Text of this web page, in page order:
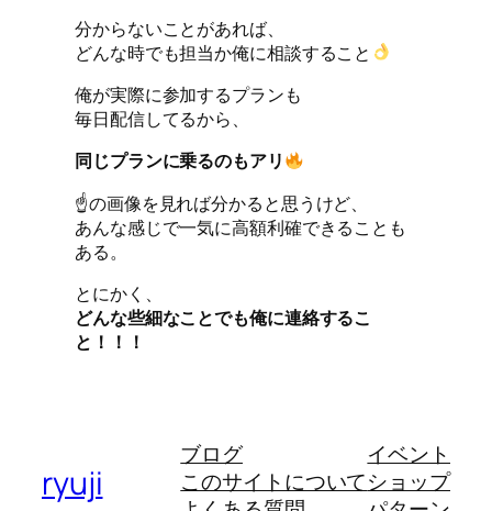
分からないことがあれば、
どんな時でも担当か俺に相談すること
俺が実際に参加するプランも
毎日配信してるから、
同じプランに乗るのもアリ
☝️の画像を見れば分かると思うけど、
あんな感じで一気に高額利確できることも
ある。
とにかく、
どんな些細なことでも俺に連絡するこ
と！！！
ryuji
ブログ
このサイトについて
イベント
ショップ